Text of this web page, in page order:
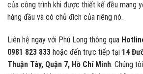
của công trình khi được thiết kế đều mang
hàng đầu và có chủ đích của riêng nó.
Liên hệ ngay với Phú Long thông qua
0981 823 833 hoặc đến trực tiếp tại 14
Thuận Tây, Quận 7, Hồ Chí Minh. Chúng